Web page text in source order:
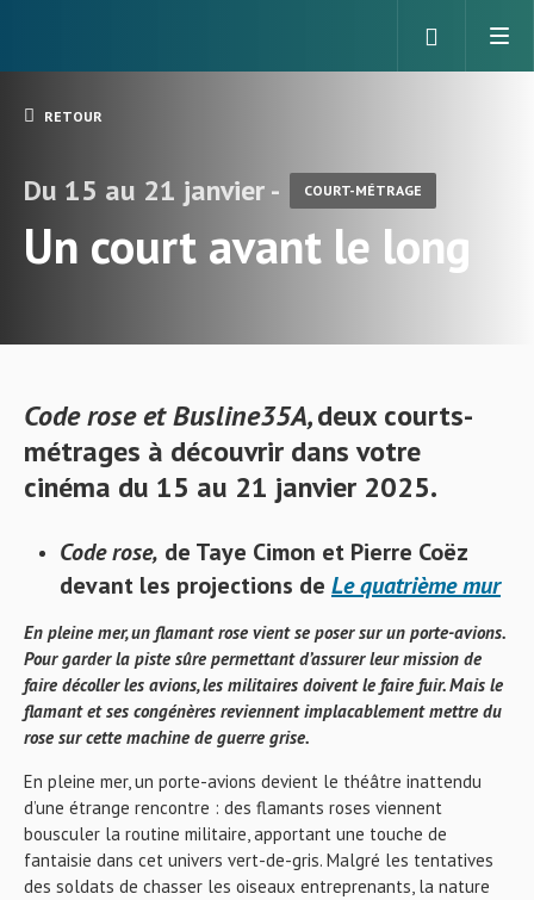
RETOUR
Du 15 au 21 janvier - COURT-MÉTRAGE
Un court avant le long
Code rose etBusline35A,deux courts-
métrages à découvrir dans votre
cinéma du 15 au 21 janvier 2025.
Code rose, de Taye Cimon et Pierre Coëz
devant les projections de Le quatrième mur
En pleine mer, un flamant rose vient se poser sur un porte-avions.
Pour garder la piste sûre permettant d’assurer leur mission de
faire décoller les avions, les militaires doivent le faire fuir. Mais le
flamant et ses congénères reviennent implacablement mettre du
rose sur cette machine de guerre grise.
En pleine mer, un porte-avions devient le théâtre inattendu
d’une étrange rencontre : des flamants roses viennent
bousculer la routine militaire, apportant une touche de
fantaisie dans cet univers vert-de-gris. Malgré les tentatives
des soldats de chasser les oiseaux entreprenants, la nature